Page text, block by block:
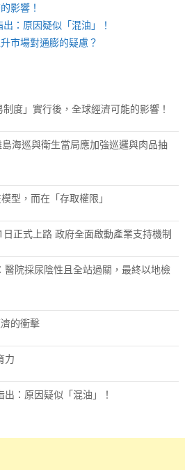
影響！
：原因疑似「混油」！
市場對通膨的疑慮？
度」實行後，全球經濟可能的影響！
海巡與衛生當局應加強巡邏與肉品抽
型，而在「存取權限」
正式上路 政府全面啟動產業支持機制
醫院採尿陰性且全站過關，最終以地檢
的衝擊
力
：原因疑似「混油」！